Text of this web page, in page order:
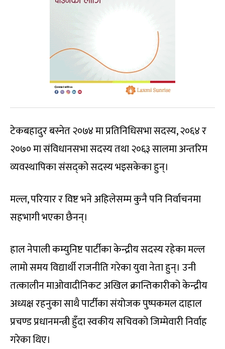
टेकबहादुर बस्नेत २०७४ मा प्रतिनिधिसभा सदस्य, २०६४ र
२०७० मा संविधानसभा सदस्य तथा २०६३ सालमा अन्तरिम
व्यवस्थापिका संसद्को सदस्य भइसकेका हुन्।
मल्ल, परियार र विष्ट भने अहिलेसम्म कुनै पनि निर्वाचनमा
सहभागी भएका छैनन्।
हाल नेपाली कम्युनिष्ट पार्टीका केन्द्रीय सदस्य रहेका मल्ल
लामो समय विद्यार्थी राजनीति गरेका युवा नेता हुन्। उनी
तत्कालीन माओवादीनिकट अखिल क्रान्तिकारीको केन्द्रीय
अध्यक्ष रहनुका साथै पार्टीका संयोजक पुष्पकमल दाहाल
प्रचण्ड प्रधानमन्त्री हुँदा स्वकीय सचिवको जिम्मेवारी निर्वाह
गरेका थिए।